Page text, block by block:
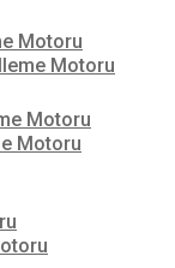
Motoru
Motoru
Motoru
Motoru